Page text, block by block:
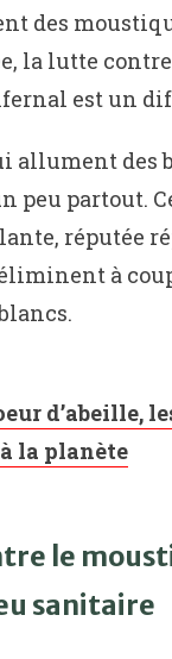
des
la lutte
est un
allument des
peu partout.
réputée
à
d’abeille,
la planète
le
sanitaire